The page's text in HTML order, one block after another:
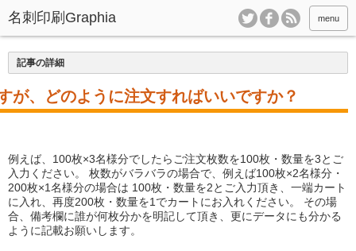
menu
記事の詳細
が、どのように注文すればいいですか？
例えば、100枚×3名様分でしたらご注文枚数を100枚・数量を3とご
入力ください。 枚数がバラバラの場合で、例えば100枚×2名様分・
200枚×1名様分の場合は 100枚・数量を2とご入力頂き、一端カート
に入れ、再度200枚・数量を1でカートにお入れください。 その場
合、備考欄に誰が何枚分かを明記して頂き、更にデータにも分かる
ように記載お願いします。